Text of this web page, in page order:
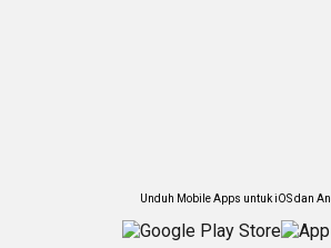
Unduh Mobile Apps untuk iOS dan